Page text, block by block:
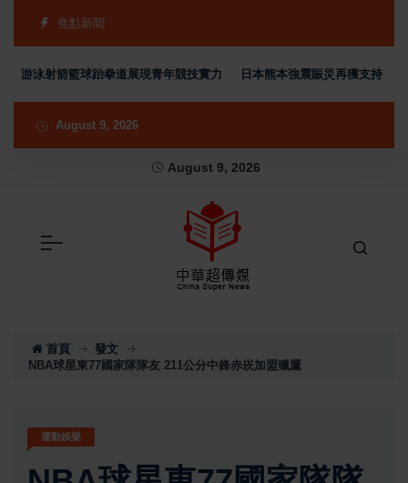
焦點新聞
泳射箭籃球跆拳道展現青年競技實力 日本熊本強震賑災再獲支持 台灣
August 9, 2026
August 9, 2026
首頁
發文
NBA球星東77國家隊隊友 211公分中鋒赤崁加盟獵鷹
運動娛樂